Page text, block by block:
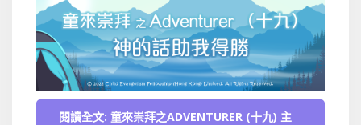
閱讀全文: 童來崇拜之ADVENTURER (十九) 主